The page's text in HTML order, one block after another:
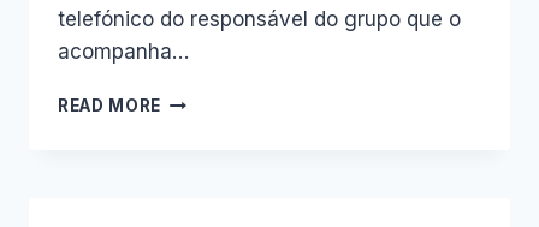
telefónico do responsável do grupo que o
acompanha…
READ MORE CONDIÇÕES